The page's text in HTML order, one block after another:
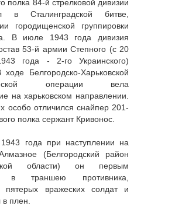
полка 84-й стрелковой дивизии
в Сталинградской битве,
городищенской группировки
В июле 1943 года дивизия
53-й армии Степного (с 20
года - 2-го Украинского)
Белгородско-Харьковской
операции вела
на харьковском направлении.
особо отличился снайпер 201-
полка сержант Кривонос.
1943 года при наступлении на
(Белгородский район
области) он первым
в траншею противника,
пятерых вражеских солдат и
в плен.